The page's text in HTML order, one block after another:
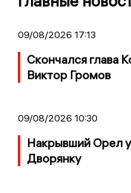
09/08/2026 17:13
Скончался глава
Виктор Громов
09/08/2026 10:30
Накрывший Орел
Дворянку